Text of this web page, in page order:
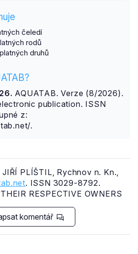
čeledí
rodů
platných druhů
AQUATAB. Verze (8/2026).
publication. ISSN
z:
.
PLÍŠTIL, Rychnov n. Kn.,
. ISSN 3029-8792.
RESPECTIVE OWNERS
komentář